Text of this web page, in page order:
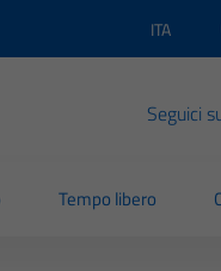
Lingua
ITA
Seguici
Tempo libero